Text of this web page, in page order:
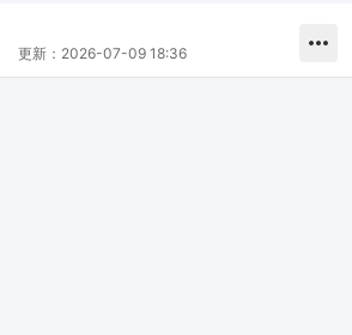
更新： 2026-07-09 18:36